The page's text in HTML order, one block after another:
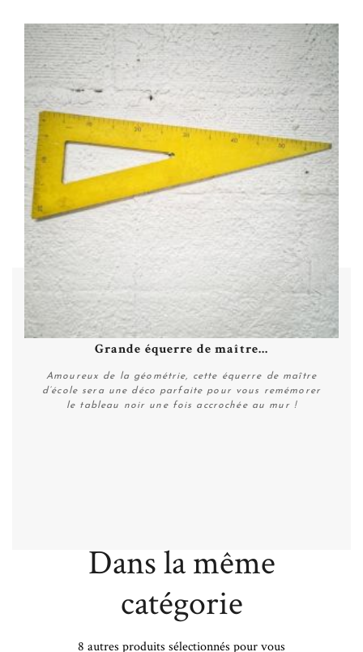
Plus de détails
Grande équerre de maître...
Amoureux de la géométrie, cette équerre de maître
d’école sera une déco parfaite pour vous remémorer
le tableau noir une fois accrochée au mur !
Dans la même
catégorie
8 autres produits sélectionnés pour vous